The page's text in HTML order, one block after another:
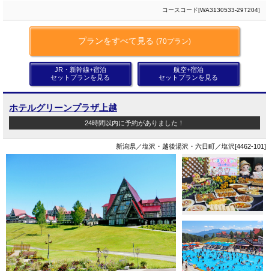
コースコード[WA3130533-29T204]
プランをすべて見る (70プラン)
JR・新幹線+宿泊
セットプランを見る
航空+宿泊
セットプランを見る
ホテルグリーンプラザ上越
24時間以内に予約がありました！
新潟県／塩沢・越後湯沢・六日町／塩沢[4462-101]